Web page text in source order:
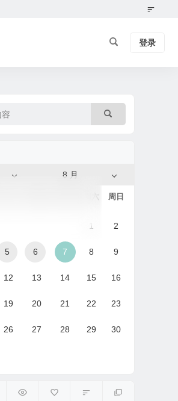
登录
8 月
周六 周日
1 2
5 6 7 8 9
12 13 14 15 16
19 20 21 22 23
26 27 28 29 30